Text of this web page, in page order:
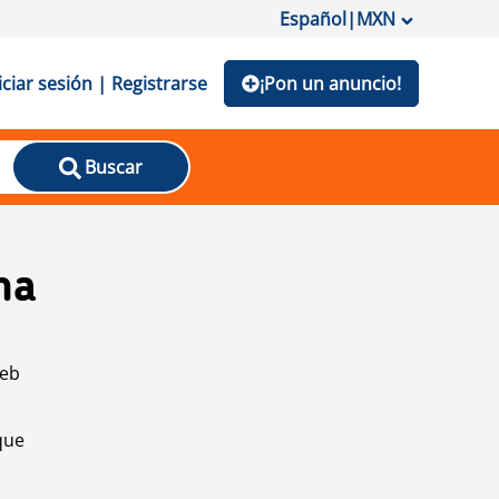
Español|MXN
sesión | Registrarse ¡Pon un anuncio!
Buscar